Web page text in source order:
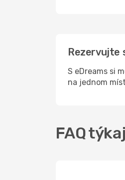
Rezervujte
S eDreams si
na jednom
FAQ